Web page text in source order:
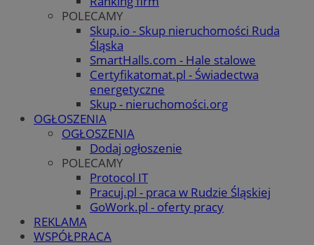
POLECAMY
Skup.io - Skup nieruchomości Ruda
Śląska
SmartHalls.com - Hale stalowe
Certyfikatomat.pl - Świadectwa
energetyczne
Skup - nieruchomości.org
OGŁOSZENIA
OGŁOSZENIA
Dodaj ogłoszenie
POLECAMY
Protocol IT
Pracuj.pl - praca w Rudzie Śląskiej
GoWork.pl - oferty pracy
REKLAMA
WSPÓŁPRACA